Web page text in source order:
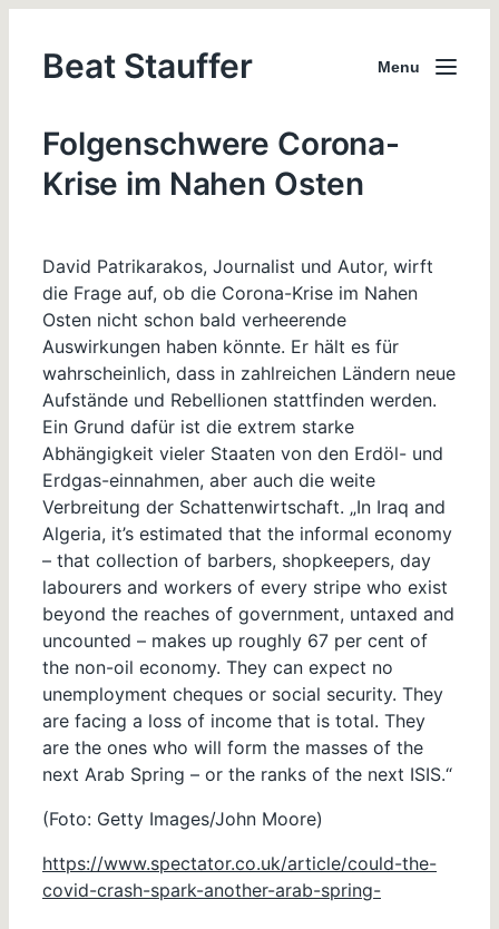
Beat Stauffer Menu
Folgenschwere Corona-
Krise im Nahen Osten
David Patrikarakos, Journalist und Autor, wirft
die Frage auf, ob die Corona-Krise im Nahen
Osten nicht schon bald verheerende
Auswirkungen haben könnte. Er hält es für
wahrscheinlich, dass in zahlreichen Ländern neue
Aufstände und Rebellionen stattfinden werden.
Ein Grund dafür ist die extrem starke
Abhängigkeit vieler Staaten von den Erdöl- und
Erdgas-einnahmen, aber auch die weite
Verbreitung der Schattenwirtschaft. „In Iraq and
Algeria, it’s estimated that the informal economy
– that collection of barbers, shopkeepers, day
labourers and workers of every stripe who exist
beyond the reaches of government, untaxed and
uncounted – makes up roughly 67 per cent of
the non-oil economy. They can expect no
unemployment cheques or social security. They
are facing a loss of income that is total. They
are the ones who will form the masses of the
next Arab Spring – or the ranks of the next ISIS.“
(Foto: Getty Images/John Moore)
https://www.spectator.co.uk/article/could-the-
covid-crash-spark-another-arab-spring-